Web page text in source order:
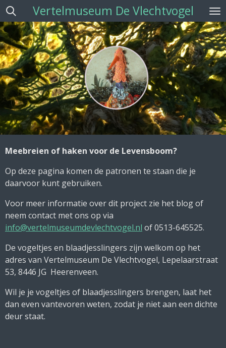
Ga
direct
naar
de
hoofdinhoud
Vertelmuseum De Vlechtvogel
Meebreien of haken voor de Levensboom?
Op deze pagina komen de patronen te staan die je
daarvoor kunt gebruiken.
Voor meer informatie over dit project zie het blog of
neem contact met ons op via
info@vertelmuseumdevlechtvogel.nl of 0513-645525.
De vogeltjes en blaadjesslingers zijn welkom op het
adres van Vertelmuseum De Vlechtvogel, Lepelaarstraat
53, 8446 JG Heerenveen.
Wil je je vogeltjes of blaadjesslingers brengen, laat het
dan even vantevoren weten, zodat je niet aan een dichte
deur staat.